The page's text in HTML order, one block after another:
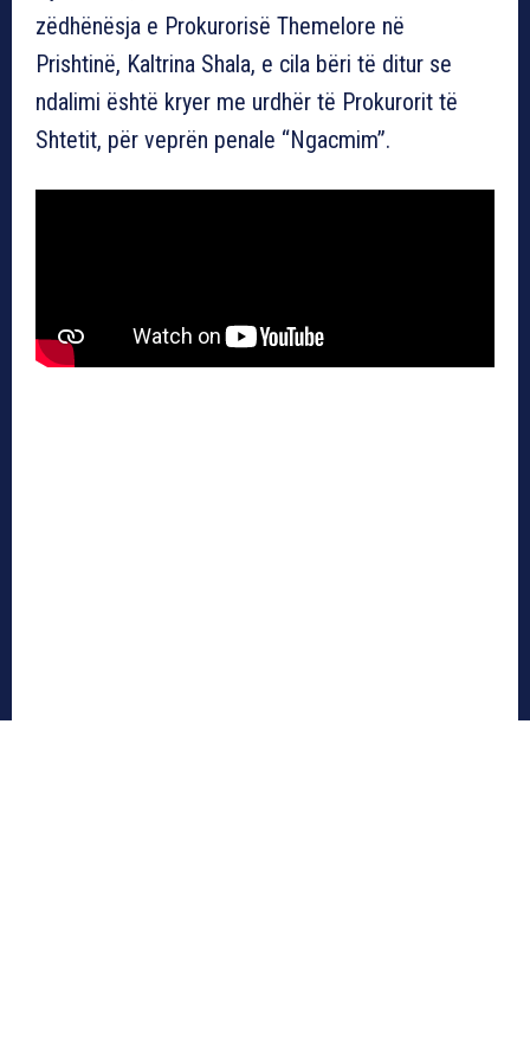
zëdhënësja e Prokurorisë Themelore në
Prishtinë, Kaltrina Shala, e cila bëri të ditur se
ndalimi është kryer me urdhër të Prokurorit të
Shtetit, për veprën penale “Ngacmim”.